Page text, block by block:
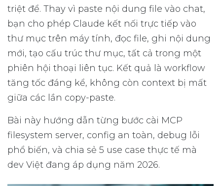
triệt để. Thay vì paste nội dung file vào chat,
bạn cho phép Claude kết nối trực tiếp vào
thư mục trên máy tính, đọc file, ghi nội dung
mới, tạo cấu trúc thư mục, tất cả trong một
phiên hội thoại liên tục. Kết quả là workflow
tăng tốc đáng kể, không còn context bị mất
giữa các lần copy-paste.
Bài này hướng dẫn từng bước cài MCP
filesystem server, config an toàn, debug lỗi
phổ biến, và chia sẻ 5 use case thực tế mà
dev Việt đang áp dụng năm 2026.